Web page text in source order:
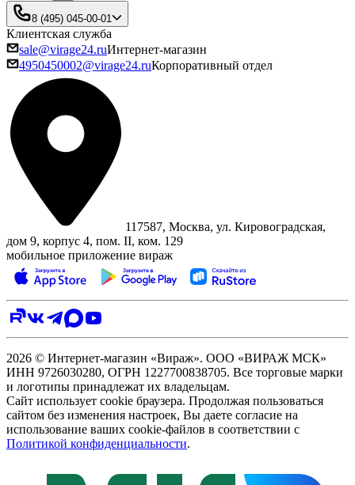
8 (495) 045-00-01
Клиентская служба
sale@virage24.ruИнтернет-магазин
4950450002@virage24.ruКорпоративный отдел
117587, Москва, ул. Кировоградская,
дом 9, корпус 4, пом. II, ком. 129
мобильное приложение вираж
2026 © Интернет-магазин «Вираж». ООО «ВИРАЖ МСК»
ИНН 9726030280, ОГРН 1227700838705. Все торговые марки
и логотипы принадлежат их владельцам.
Сайт использует cookie браузера. Продолжая пользоваться
сайтом без изменения настроек, Вы даете согласие на
использование ваших cookie-файлов в соответствии с
Политикой конфиденциальности.